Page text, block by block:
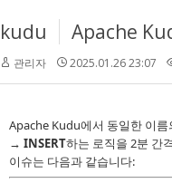
kudu Apache Kudu에서 동일한 이름의 테이블을 반복적으로
관리자 2025.01.26 23:07
Apache Kudu에서 동일한 이
→ INSERT하는 로직을 2분 간
이슈는 다음과 같습니다: